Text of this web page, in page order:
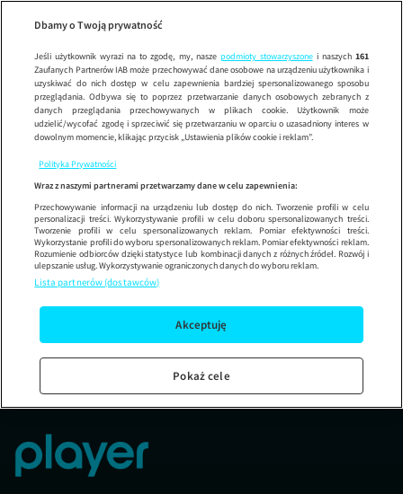
Wypróbuj aplikację mobilną
Korzystaj z łatwiejszej nawigacji i ciesz się szybszym
Dbamy o Twoją prywatność
Jeśli użytkownik wyrazi na to zgodę, my, nasze podmioty stowarzyszonei naszych 161
Zaufanych Partnerów IAB może przechowywać dane osobowe na urządzeniu użytkownika i
uzyskiwać do nich dostęp w celu zapewnienia bardziej spersonalizowanego sposobu
przeglądania. Odbywa się to poprzez przetwarzanie danych osobowych zebranych z
danych przeglądania przechowywanych w plikach cookie. Użytkownik może
udzielić/wycofać zgodę i sprzeciwić się przetwarzaniu w oparciu o uzasadniony interes w
dowolnym momencie, klikając przycisk „Ustawienia plików cookie i reklam”.
Polityka Prywatności
Wraz z naszymi partnerami przetwarzamy dane w celu zapewnienia:
Przechowywanie informacji na urządzeniu lub dostęp do nich. Tworzenie profili w celu
personalizacji treści. Wykorzystywanie profili w celu doboru spersonalizowanych treści.
Tworzenie profili w celu spersonalizowanych reklam. Pomiar efektywności treści.
Wykorzystanie profili do wyboru spersonalizowanych reklam. Pomiar efektywności reklam.
Rozumienie odbiorców dzięki statystyce lub kombinacji danych z różnych źródeł. Rozwój i
ulepszanie usług. Wykorzystywanie ograniczonych danych do wyboru reklam.
Lista partnerów (dostawców)
Akceptuję
Pokaż cele